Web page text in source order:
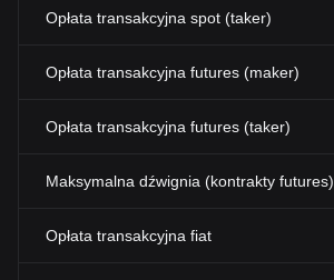
Opłata transakcyjna spot (taker)
Opłata transakcyjna futures (maker)
Opłata transakcyjna futures (taker)
Maksymalna dźwignia (kontrakty futures)
Opłata transakcyjna fiat